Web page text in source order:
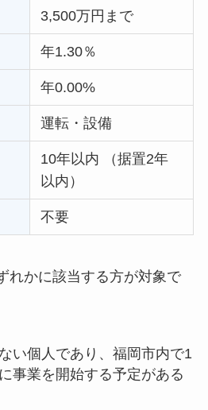
3,500万円まで
年1.30％
年0.00%
運転・設備
10年以内 （据置2年
以内）
不要
れかに該当する方が対象で
い個人であり、福岡市内で1
事業を開始する予定がある